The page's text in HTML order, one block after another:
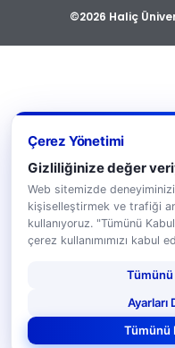
©2026 Haliç
Çerez Yönetimi
Gizliliğinize değer
Web sitemizde
kişiselleştirmek ve trafiği
kullanıyoruz. "Tümünü
çerez kullanımımızı kabul
Ayarları
Tümünü